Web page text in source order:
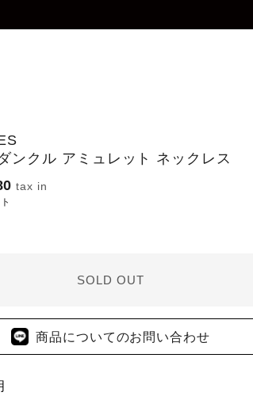
ンクル アミュレット ネックレス
SOLD OUT
商品についてのお問い合わせ